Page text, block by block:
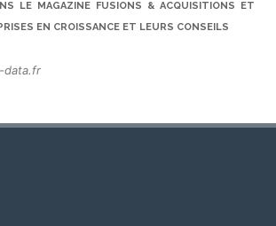
LE MAGAZINE FUSIONS & ACQUISITIONS ET
EN CROISSANCE ET LEURS CONSEILS
data.fr